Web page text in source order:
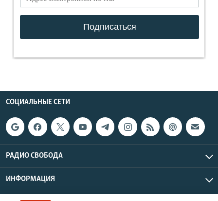
СОЦИАЛЬНЫЕ СЕТИ
РАДИО СВОБОДА
ИНФОРМАЦИЯ